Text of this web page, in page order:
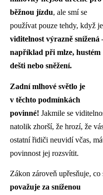
běžnou jízdu, ale smí se
používat pouze tehdy, když je
viditelnost výrazně snížená
například při mlze, hustém
dešti nebo sněžení.
Zadní mlhové světlo je
v těchto podmínkách
povinné! Jakmile se
natolik zhorší, že hrozí, že
ostatní řidiči neuvidí včas,
povinnost jej rozsvítit.
Zákon zároveň upřesňuje, co
považuje za sníženou